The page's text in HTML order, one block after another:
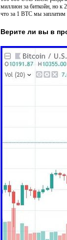
миллион за биткойн, но к
что за 1 BTC мы
Верите ли вы в